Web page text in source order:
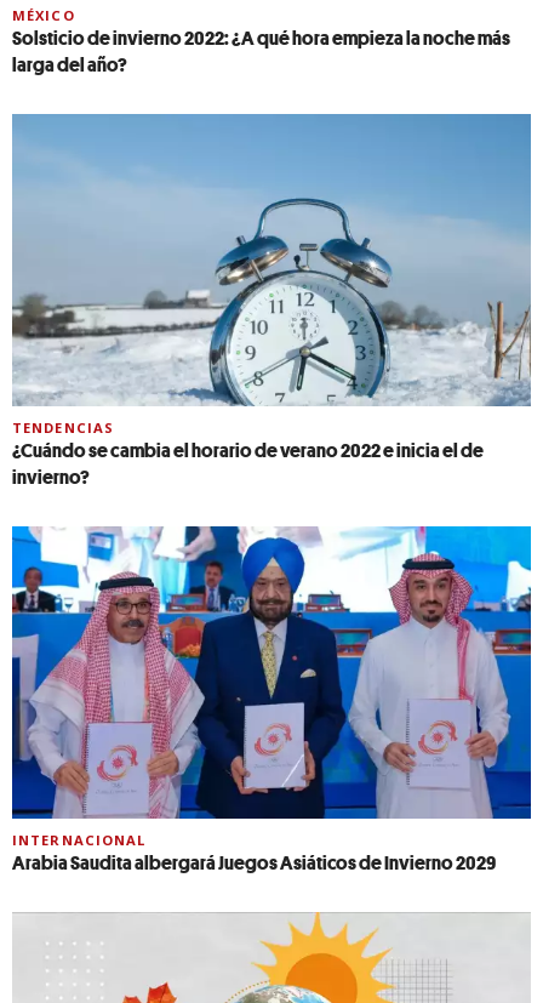
MÉXICO
Solsticio de invierno 2022: ¿A qué hora empieza la noche más
larga del año?
TENDENCIAS
¿Cuándo se cambia el horario de verano 2022 e inicia el de
invierno?
INTERNACIONAL
Arabia Saudita albergará Juegos Asiáticos de Invierno 2029